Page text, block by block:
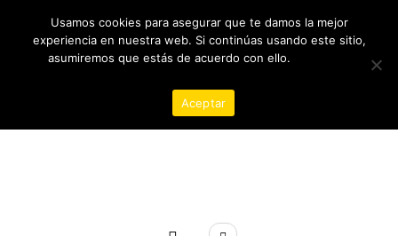
contenido
09/08/2026 8:09:48 AM
Usamos cookies para asegurar que te damos la mejor
experiencia en nuestra web. Si continúas usando este sitio,
asumiremos que estás de acuerdo con ello.
Aceptar